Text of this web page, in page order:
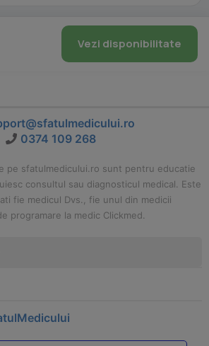
Vezi disponibilitate
0374 109 268
pe sfatulmedicului.ro sunt pentru educatie
consultul sau diagnosticul medical. Este
fie medicul Dvs., fie unul din medicii
programare la medic Clickmed.